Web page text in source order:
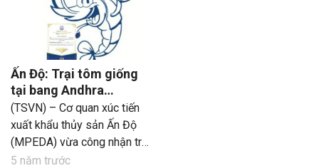
Ấn Độ: Trại tôm giống
tại bang Andhra
Pradesh được cấp
chứng nhận không
kháng sinh
(TSVN) – Cơ quan xúc tiến
xuất khẩu thủy sản Ấn Độ
(MPEDA) vừa công nhận trại
giống SVR, đông Godavari,
5 năm trước